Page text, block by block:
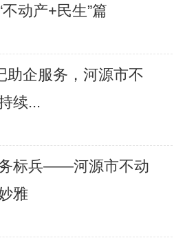
动产+民生”篇
助企服务，河源市不
续...
标兵——河源市不动
雅